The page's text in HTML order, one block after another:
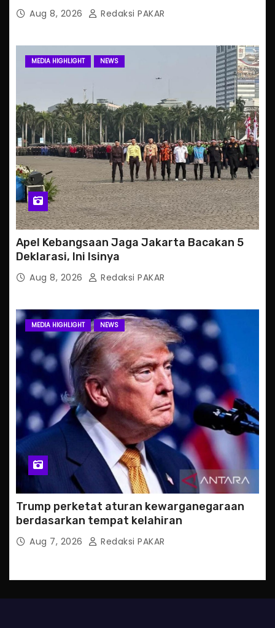
Aug 8, 2026 Redaksi PAKAR
MEDIA HIGHLIGHT NEWS
Apel Kebangsaan Jaga Jakarta Bacakan 5
Deklarasi, Ini Isinya
Aug 8, 2026 Redaksi PAKAR
MEDIA HIGHLIGHT NEWS
Trump perketat aturan kewarganegaraan
berdasarkan tempat kelahiran
Aug 7, 2026 Redaksi PAKAR